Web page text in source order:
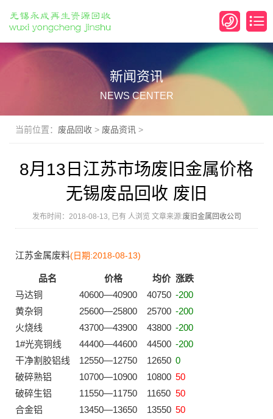
新闻资讯
NEWS CENTER
当前位置： 废品回收 > 废品资讯 >
8月13日江苏市场废旧金属价格
无锡废品回收 废旧
发布时间：2018-08-13, 已有 人浏览 文章来源:废旧金属回收公司
江苏金属废料(日期:2018-08-13)
品名 价格 均价 涨跌
马达铜
40600—40900 40750 -200
黄杂铜
25600—25800 25700 -200
火烧线
43700—43900 43800 -200
1#光亮铜线
44400—44600 44500 -200
干净割胶铝线
12550—12750 12650 0
破碎熟铝
10700—10900 10800 50
破碎生铝
11550—11750 11650 50
合金铝
13450—13650 13550 50